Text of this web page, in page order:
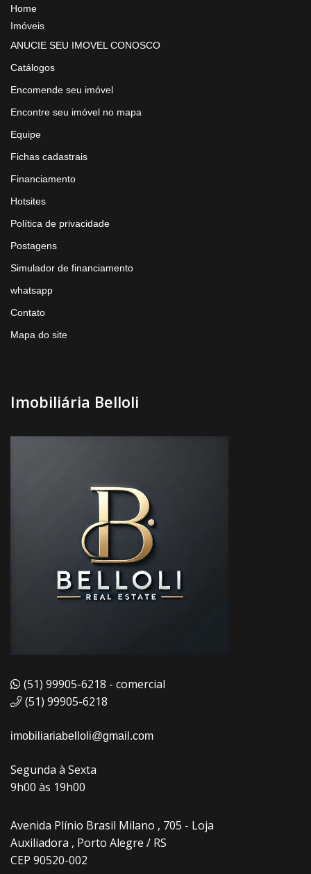
Home
Imóveis
ANUCIE SEU IMOVEL CONOSCO
Catálogos
Encomende seu imóvel
Encontre seu imóvel no mapa
Equipe
Fichas cadastrais
Financiamento
Hotsites
Política de privacidade
Postagens
Simulador de financiamento
whatsapp
Contato
Mapa do site
Imobiliária Belloli
(51) 99905-6218 - comercial
(51) 99905-6218
imobiliariabelloli@gmail.com
Segunda à Sexta
9h00 às 19h00
Avenida Plínio Brasil Milano , 705 - Loja
Auxiliadora , Porto Alegre / RS
CEP 90520-002